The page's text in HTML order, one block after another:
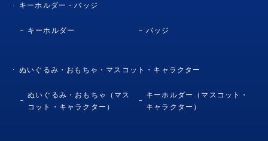
キーホルダー・バッジ
キーホルダー バッジ
ぬいぐるみ・おもちゃ・マスコット・キャラクター
ぬいぐるみ・おもちゃ（マス
コット・キャラクター）
キーホルダー（マスコット・
キャラクター）